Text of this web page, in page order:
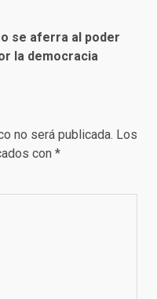
se aferra al poder
la democracia
no será publicada. Los
con *